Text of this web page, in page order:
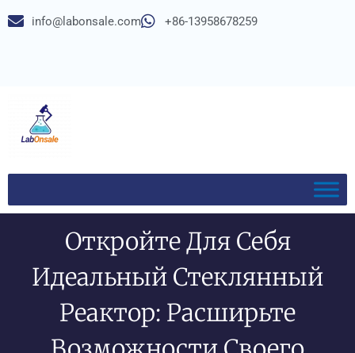
info@labonsale.com +86-13958678259
Откройте Для Себя
Идеальный Стеклянный
Реактор: Расширьте